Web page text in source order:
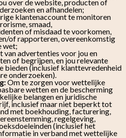
over de website, producten of
en afhandelen;
klantenaccount te monitoren
smaad,
of misdaad te voorkomen,
of rapporteren, overeenkomstig
wet;
advertenties voor jou en
of begrijpen, en jou relevante
bieden (inclusief klanttevredenheid
onderzoeken).
Om te zorgen voor wettelijke
wetten en de bescherming
belangen en juridische
inclusief maar niet beperkt tot
met boekhouding, facturering,
regelgeving,
(inclusief het
in verband met wettelijke